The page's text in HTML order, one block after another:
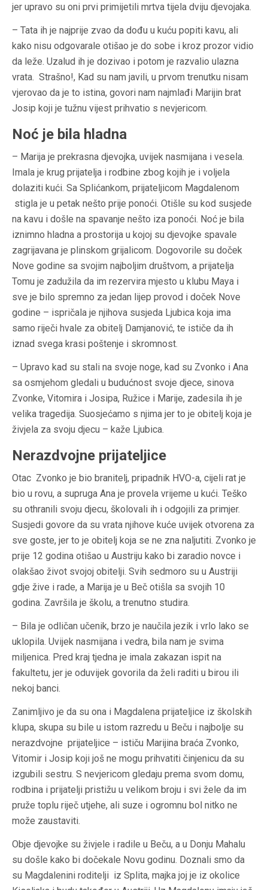
jer upravo su oni prvi primijetili mrtva tijela dviju djevojaka.
– Tata ih je najprije zvao da dođu u kuću popiti kavu, ali
kako nisu odgovarale otišao je do sobe i kroz prozor vidio
da leže. Uzalud ih je dozivao i potom je razvalio ulazna
vrata. Strašno!, Kad su nam javili, u prvom trenutku nisam
vjerovao da je to istina, govori nam najmlađi Marijin brat
Josip koji je tužnu vijest prihvatio s nevjericom.
Noć je bila hladna
– Marija je prekrasna djevojka, uvijek nasmijana i vesela.
Imala je krug prijatelja i rodbine zbog kojih je i voljela
dolaziti kući. Sa Splićankom, prijateljicom Magdalenom
stigla je u petak nešto prije ponoći. Otišle su kod susjede
na kavu i došle na spavanje nešto iza ponoći. Noć je bila
iznimno hladna a prostorija u kojoj su djevojke spavale
zagrijavana je plinskom grijalicom. Dogovorile su doček
Nove godine sa svojim najboljim društvom, a prijatelja
Tomu je zadužila da im rezervira mjesto u klubu Maya i
sve je bilo spremno za jedan lijep provod i doček Nove
godine – ispričala je njihova susjeda Ljubica koja ima
samo riječi hvale za obitelj Damjanović, te ističe da ih
iznad svega krasi poštenje i skromnost.
– Upravo kad su stali na svoje noge, kad su Zvonko i Ana
sa osmjehom gledali u budućnost svoje djece, sinova
Zvonke, Vitomira i Josipa, Ružice i Marije, zadesila ih je
velika tragedija. Suosjećamo s njima jer to je obitelj koja je
živjela za svoju djecu – kaže Ljubica.
Nerazdvojne prijateljice
Otac Zvonko je bio branitelj, pripadnik HVO-a, cijeli rat je
bio u rovu, a supruga Ana je provela vrijeme u kući. Teško
su othranili svoju djecu, školovali ih i odgojili za primjer.
Susjedi govore da su vrata njihove kuće uvijek otvorena za
sve goste, jer to je obitelj koja se ne zna naljutiti. Zvonko je
prije 12 godina otišao u Austriju kako bi zaradio novce i
olakšao život svojoj obitelji. Svih sedmoro su u Austriji
gdje žive i rade, a Marija je u Beč otišla sa svojih 10
godina. Završila je školu, a trenutno studira.
– Bila je odličan učenik, brzo je naučila jezik i vrlo lako se
uklopila. Uvijek nasmijana i vedra, bila nam je svima
miljenica. Pred kraj tjedna je imala zakazan ispit na
fakultetu, jer je oduvijek govorila da želi raditi u birou ili
nekoj banci.
Zanimljivo je da su ona i Magdalena prijateljice iz školskih
klupa, skupa su bile u istom razredu u Beču i najbolje su
nerazdvojne prijateljice – ističu Marijina braća Zvonko,
Vitomir i Josip koji još ne mogu prihvatiti činjenicu da su
izgubili sestru. S nevjericom gledaju prema svom domu,
rodbina i prijatelji pristižu u velikom broju i svi žele da im
pruže toplu riječ utjehe, ali suze i ogromnu bol nitko ne
može zaustaviti.
Obje djevojke su živjele i radile u Beču, a u Donju Mahalu
su došle kako bi dočekale Novu godinu. Doznali smo da
su Magdalenini roditelji iz Splita, majka joj je iz okolice